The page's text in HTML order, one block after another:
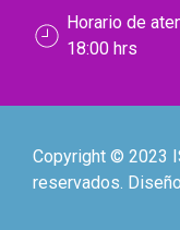
Horario de
18:00 hrs
Copyright © 2023
reservados.